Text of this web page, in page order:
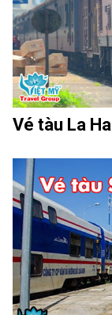
Vé tàu La